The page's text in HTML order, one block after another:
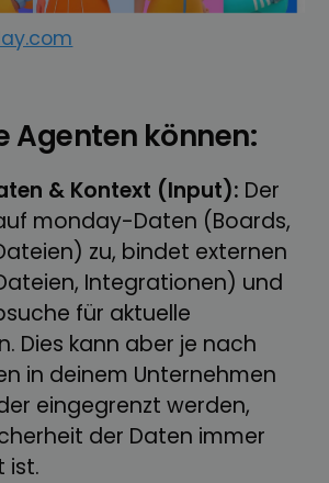
Agenten können:
& Kontext (Input): Der
monday-Daten (Boards,
zu, bindet externen
Integrationen) und
für aktuelle
Dies kann aber je nach
in deinem Unternehmen
eingegrenzt werden,
der Daten immer
ist.